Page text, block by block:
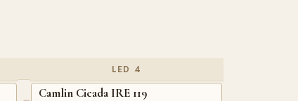
LED 4
Camlin Cicada IRE 119